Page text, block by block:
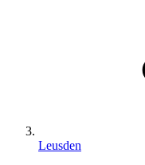
Leusden